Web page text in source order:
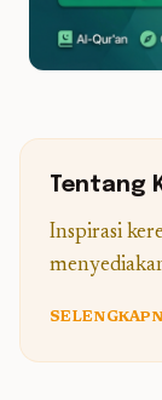
Tentang
Inspirasi